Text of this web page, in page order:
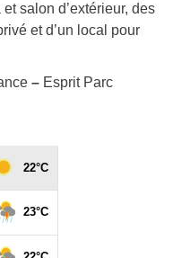
salon d’extérieur, des
et d’un local pour
– Esprit Parc